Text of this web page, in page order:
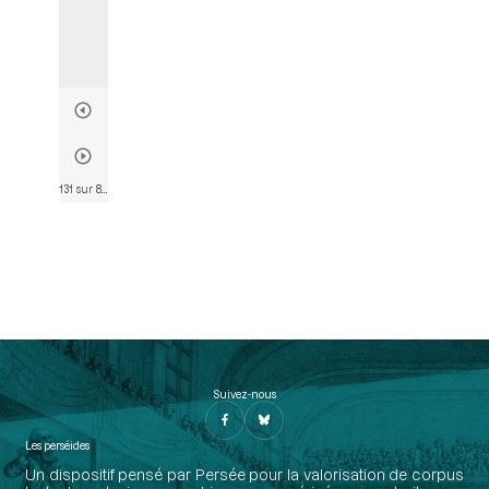
Suivez-nous
Les perséides
Un dispositif pensé par Persée pour la valorisation de corpus